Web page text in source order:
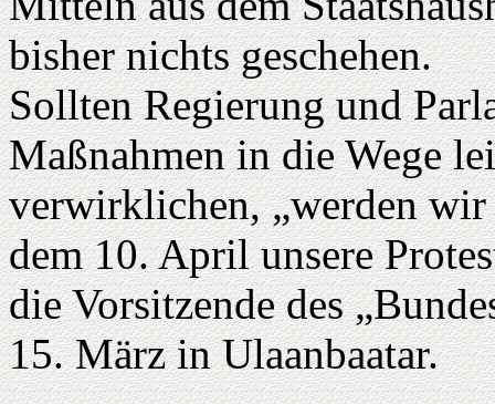
bisher nichts geschehen.
Sollten Regierung und
Maßnahmen in die Wege
verwirklichen, „werden
dem 10. April unsere
die Vorsitzende des
15. März in Ulaanbaatar.